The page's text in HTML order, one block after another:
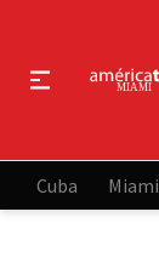
Cuba Miami